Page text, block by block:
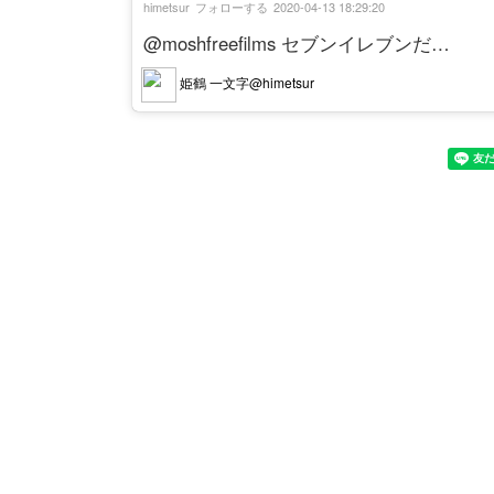
@moshfreefilms セブンイレブンだ…
姫鶴 一文字@himetsur
himetsur フォローする 2020-04-13 18:29:20